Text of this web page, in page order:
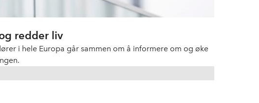
redder liv
i hele Europa går sammen om å informere om og øke